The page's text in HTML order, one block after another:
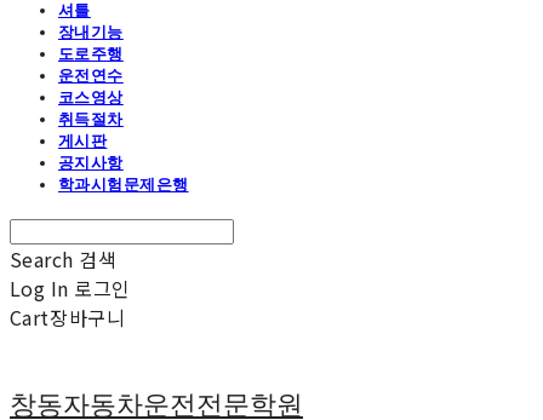
셔틀
장내기능
도로주행
운전연수
코스영상
취득절차
게시판
공지사항
학과시험문제은행
Search 검색
Log In 로그인
Cart장바구니
창동자동차운전전문학원